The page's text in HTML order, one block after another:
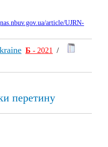
article/UJRN-
Б - 2021
/
перетину